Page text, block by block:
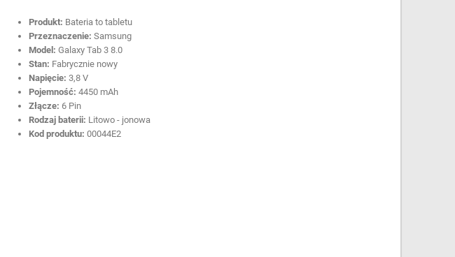
Produkt: Bateria to tabletu
Przeznaczenie: Samsung
Model: Galaxy Tab 3 8.0
Stan: Fabrycznie nowy
Napięcie: 3,8 V
Pojemność: 4450 mAh
Złącze: 6 Pin
Rodzaj baterii: Litowo - jonowa
Kod produktu: 00044E2